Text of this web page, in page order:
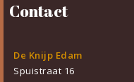
Contact
De Knijp Edam
Spuistraat 16